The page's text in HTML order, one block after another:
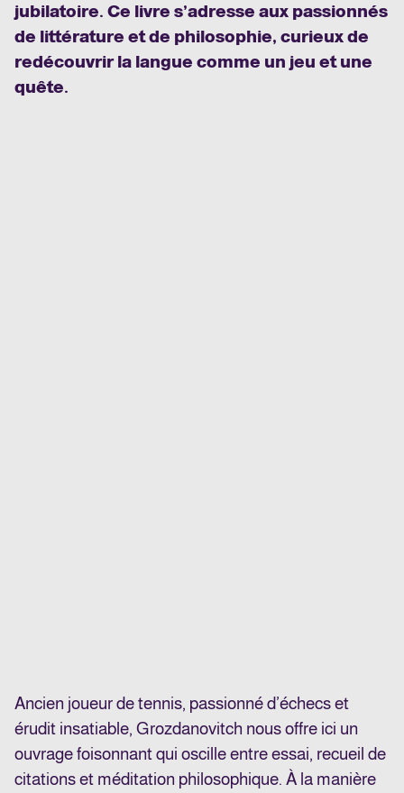
jubilatoire. Ce livre s’adresse aux passionnés
de littérature et de philosophie, curieux de
redécouvrir la langue comme un jeu et une
quête.
Ancien joueur de tennis, passionné d’échecs et
érudit insatiable, Grozdanovitch nous offre ici un
ouvrage foisonnant qui oscille entre essai, recueil de
citations et méditation philosophique. À la manière